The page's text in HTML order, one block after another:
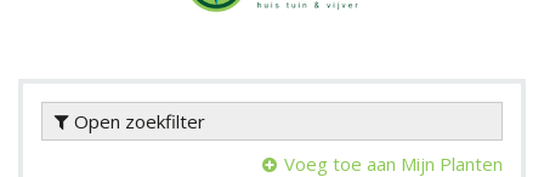
Open zoekfilter
Voeg toe aan Mijn Planten